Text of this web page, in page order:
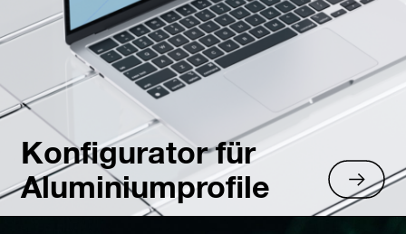
Konfigurator für
Aluminiumprofile